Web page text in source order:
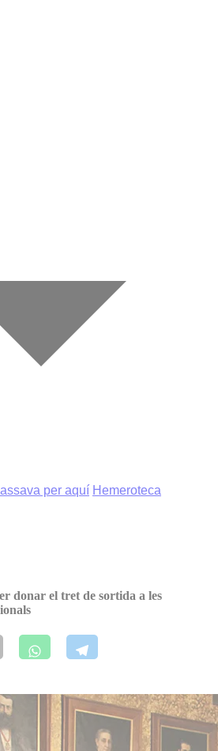
per aquí Hemeroteca
donar el tret de sortida a les